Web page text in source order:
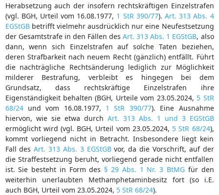
Herabsetzung auch der insofern rechtskräftigen Einzelstrafen
(vgl. BGH, Urteil vom 16.08.1977, 1 StR 390/77). Art. 313 Abs. 4
EGStGBbetrifft vielmehr ausdrücklich nur eine Neufestsetzung
der Gesamtstrafe in den Fällen desArt. 313 Abs. 1 EGStGB, also
dann, wenn sich Einzelstrafen auf solche Taten beziehen,
deren Strafbarkeit nach neuem Recht (gänzlich) entfällt. Führt
die nachträgliche Rechtsänderung lediglich zur Möglichkeit
milderer Bestrafung, verbleibt es hingegen bei dem
Grundsatz, dass rechtskräftige Einzelstrafen ihre
Eigenständigkeit behalten (BGH, Urteile vom 23.05.2024, 5 StR
68/24und vom 16.08.1977, 1 StR 390/77). Eine Ausnahme
hiervon, wie sie etwa durch Art. 313 Abs. 1 und 3 EGStGB
ermöglicht wird (vgl. BGH, Urteil vom 23.05.2024, 5 StR 68/24),
kommt vorliegend nicht in Betracht. Insbesondere liegt kein
Fall desArt. 313 Abs. 3 EGStGBvor, da die Vorschrift, auf der
die Straffestsetzung beruht, vorliegend gerade nicht entfallen
ist. Sie besteht in Form des § 29 Abs. 1 Nr. 3 BtMGfür den
weiterhin unerlaubten Methamphetaminbesitz fort (so i.E.
auch BGH, Urteil vom 23.05.2024, 5 StR 68/24).